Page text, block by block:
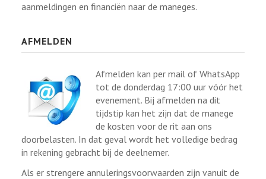
aanmeldingen en financiën naar de maneges.
AFMELDEN
Afmelden kan per mail of WhatsApp
tot de donderdag 17:00 uur vóór het
evenement. Bij afmelden na dit
tijdstip kan het zijn dat de manege
de kosten voor de rit aan ons
doorbelasten. In dat geval wordt het volledige bedrag
in rekening gebracht bij de deelnemer.
Als er strengere annuleringsvoorwaarden zijn vanuit de